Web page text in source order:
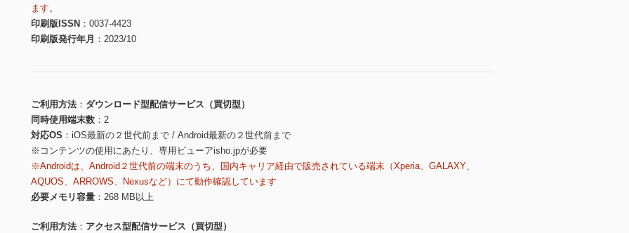
ます。
印刷版ISSN
0037-4423
印刷版発行年月
2023/10
ご利用方法
ダウンロード型配信サービス（買切型）
同時使用端末数
2
対応OS
iOS最新の２世代前まで / Android最新の２世代前まで
※コンテンツの使用にあたり、専用ビューアisho.jpが必要
※Androidは、Android２世代前の端末のうち、国内キャリア経由で販売されている端末（Xperia、GALAXY、
AQUOS、ARROWS、Nexusなど）にて動作確認しています
必要メモリ容量
268 MB以上
ご利用方法
アクセス型配信サービス（買切型）